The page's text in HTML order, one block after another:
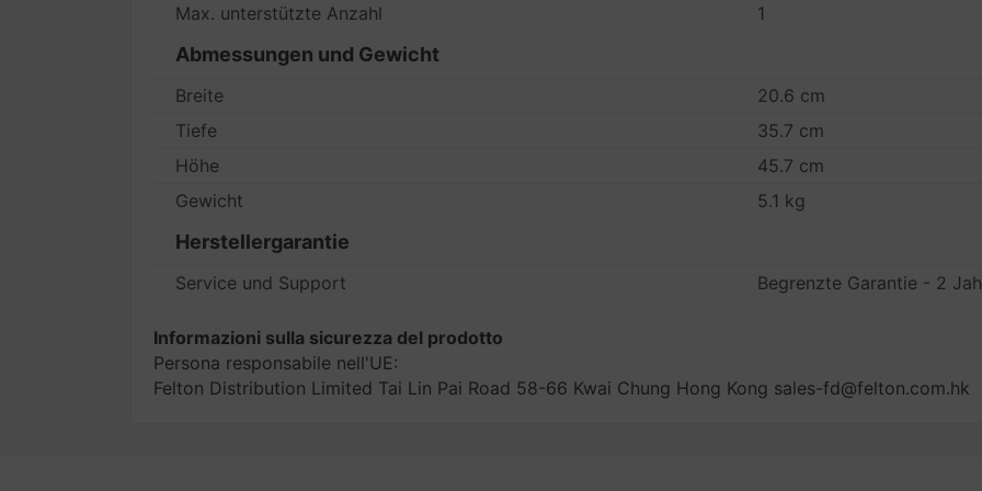
Max. unterstützte Anzahl 1
Abmessungen und Gewicht
Breite
20.6 cm
Tiefe
35.7 cm
Höhe
45.7 cm
Gewicht
5.1 kg
Herstellergarantie
Service und Support Begrenzte Garantie - 2
Informazioni sulla sicurezza del prodotto
Persona responsabile nell'UE:
Felton Distribution Limited Tai Lin Pai Road 58-66 Kwai Chung Hong Kong sales-fd@felton.com.hk